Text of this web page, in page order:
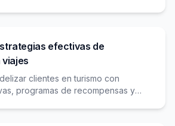
efectivas de
clientes en turismo con
programas de recompensas y